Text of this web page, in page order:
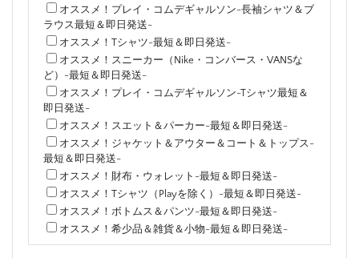
オススメ！プレイ・コムデギャルソン-長袖シャツ＆ブ
ラウス最短＆即日発送-
オススメ！Tシャツ-最短＆即日発送-
オススメ！スニーカー（Nike・コンバース・VANSな
ど）-最短＆即日発送-
オススメ！プレイ・コムデギャルソン-Tシャツ最短＆
即日発送-
オススメ！スエット＆パーカー-最短＆即日発送-
オススメ！ジャケット＆アウター＆コート＆トップス-
最短＆即日発送-
オススメ！財布・ウォレット-最短＆即日発送-
オススメ！Tシャツ（Playを除く）-最短＆即日発送-
オススメ！ボトムス＆パンツ-最短＆即日発送-
オススメ！希少品＆雑貨＆小物-最短＆即日発送-